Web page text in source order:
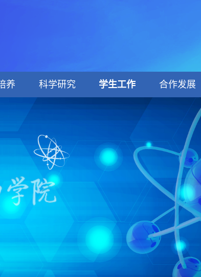
养 科学研究 学生工作 合作发展